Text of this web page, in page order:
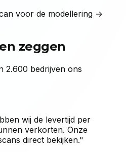
voor de modellering →
zeggen
2.600 bedrijven ons
wij de levertijd per
verkorten. Onze
direct bekijken."